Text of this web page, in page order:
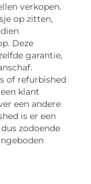
verkopen.
op zitten,
Deze
garantie,
of refurbished
klant
een andere
is er een
zodoende